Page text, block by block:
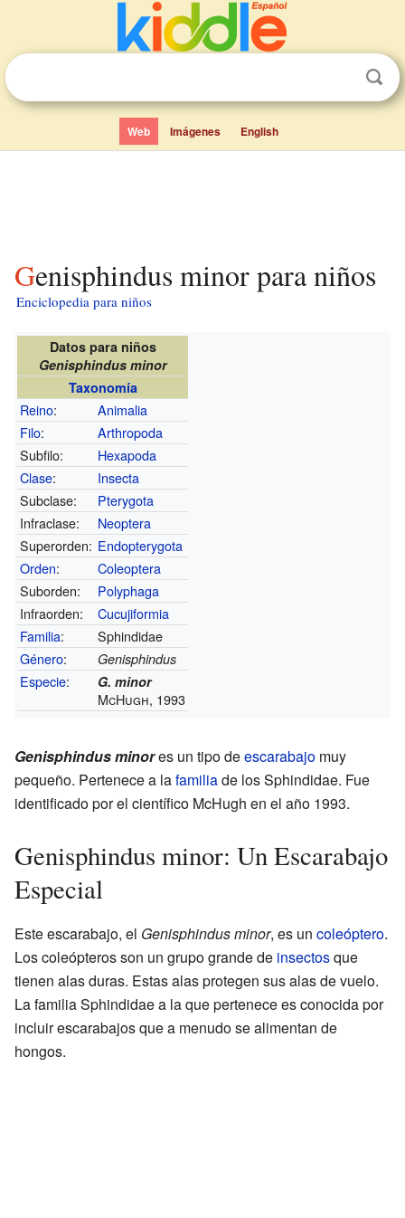
Web Imágenes English
Genisphindus minor para niños
Enciclopedia para niños
Datos para niños
Genisphindus minor
Taxonomía
Reino:
Animalia
Filo:
Arthropoda
Subfilo:
Hexapoda
Clase:
Insecta
Subclase:
Pterygota
Infraclase:
Neoptera
Superorden: Endopterygota
Orden:
Coleoptera
Suborden:
Polyphaga
Infraorden:
Cucujiformia
Familia:
Sphindidae
Género: Genisphindus
Especie: G. minor
McHugh, 1993
Genisphindus minores un tipo deescarabajo muy
pequeño. Pertenece a lafamiliade los Sphindidae. Fue
identificado por el científico McHugh en el año 1993.
Genisphindus minor: Un Escarabajo
Especial
Este escarabajo, el Genisphindus minor, es un coleóptero.
Los coleópteros son un grupo grande de insectosque
tienen alas duras. Estas alas protegen sus alas de vuelo.
La familia Sphindidae a la que pertenece es conocida por
incluir escarabajos que a menudo se alimentan de
hongos.